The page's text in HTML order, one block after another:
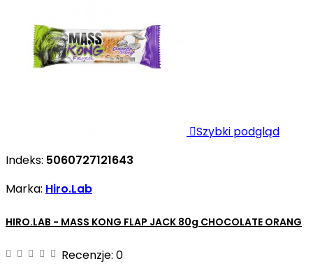
Szybki podgląd
Indeks: 5060727121643
Marka: Hiro.Lab
HIRO.LAB - MASS KONG FLAP JACK 80g CHOCOLATE ORANG
Recenzje: 0